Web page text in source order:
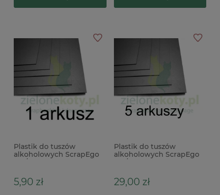
Plastik do tuszów
alkoholowych ScrapEgo
A4 / 1szt. czarny
5,90 zł
Plastik do tuszów
alkoholowych ScrapEgo
A4 / 5 szt. czarny
29,00 zł